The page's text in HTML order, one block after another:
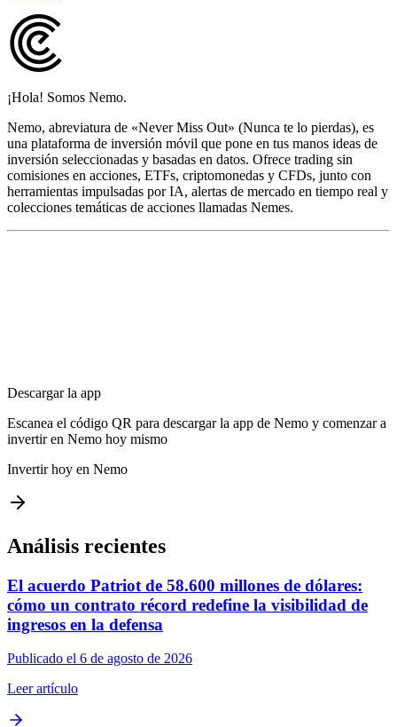
¡Hola! Somos Nemo.
Nemo, abreviatura de «Never Miss Out» (Nunca te lo pierdas), es
una plataforma de inversión móvil que pone en tus manos ideas de
inversión seleccionadas y basadas en datos. Ofrece trading sin
comisiones en acciones, ETFs, criptomonedas y CFDs, junto con
herramientas impulsadas por IA, alertas de mercado en tiempo real y
colecciones temáticas de acciones llamadas Nemes.
Descargar la app
Escanea el código QR para descargar la app de Nemo y comenzar a
invertir en Nemo hoy mismo
Invertir hoy en Nemo
Análisis recientes
El acuerdo Patriot de 58.600 millones de dólares:
cómo un contrato récord redefine la visibilidad de
ingresos en la defensa
Publicado el 6 de agosto de 2026
Leer artículo